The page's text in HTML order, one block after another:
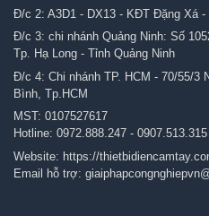
Đ/c 2: A3D1 - DX13 - KĐT Đặng Xá -
Đ/c 3: chi nhánh Quảng Ninh: Số
Tp. Hạ Long - Tỉnh Quảng Ninh
Đ/c 4: Chi nhánh TP. HCM - 70/55/3
Bình, Tp.HCM
MST: 0107527617
Hotline: 0972.888.247 - 0907.513.315
Website: https://
Email hỗ trợ: